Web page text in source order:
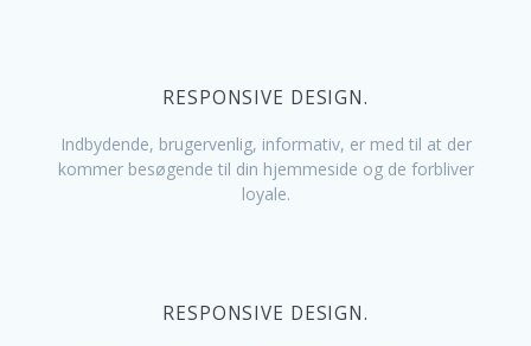
RESPONSIVE DESIGN.
Indbydende, brugervenlig, informativ, er med til at der
kommer besøgende til din hjemmeside og de forbliver
loyale.
RESPONSIVE DESIGN.